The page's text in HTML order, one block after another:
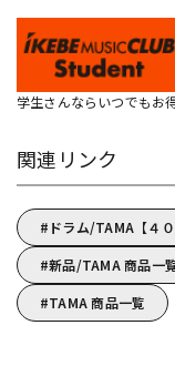
学生さんならいつでもお
関連リンク
ドラム/TAMA【４
新品/TAMA 商品一
TAMA 商品一覧